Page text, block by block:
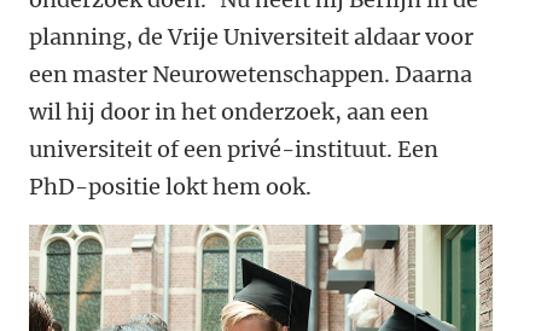
planning, de Vrije Universiteit aldaar voor
een master Neurowetenschappen. Daarna
wil hij door in het onderzoek, aan een
universiteit of een privé-instituut. Een
PhD-positie lokt hem ook.